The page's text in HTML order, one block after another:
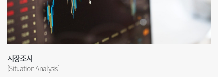
시장조사
[Situation Analysis]